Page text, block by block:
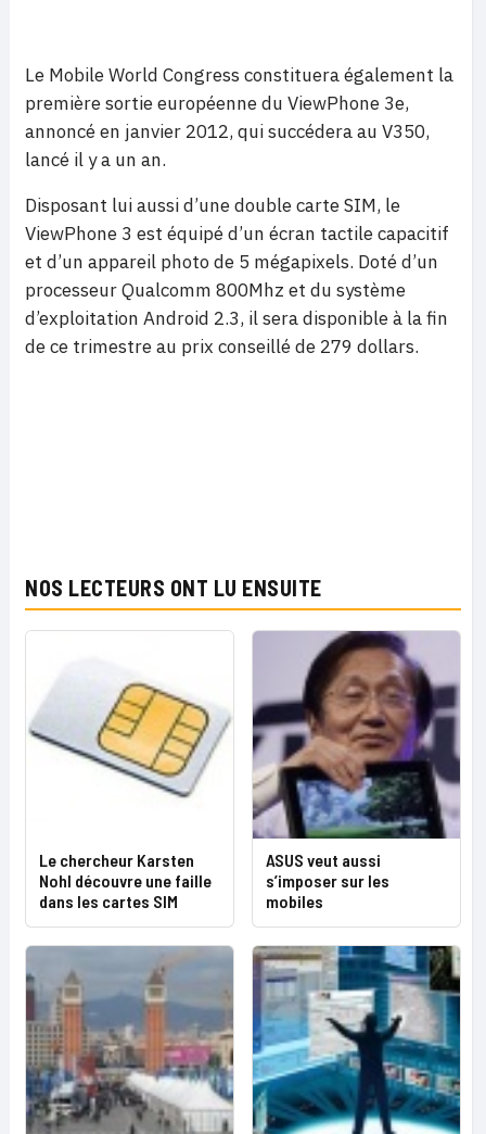
Le Mobile World Congress constituera également la
première sortie européenne du ViewPhone 3e,
annoncé en janvier 2012, qui succédera au V350,
lancé il y a un an.
Disposant lui aussi d’une double carte SIM, le
ViewPhone 3 est équipé d’un écran tactile capacitif
et d’un appareil photo de 5 mégapixels. Doté d’un
processeur Qualcomm 800Mhz et du système
d’exploitation Android 2.3, il sera disponible à la fin
de ce trimestre au prix conseillé de 279 dollars.
NOS LECTEURS ONT LU ENSUITE
Le chercheur Karsten
Nohl découvre une faille
dans les cartes SIM
ASUS veut aussi
s’imposer sur les
mobiles